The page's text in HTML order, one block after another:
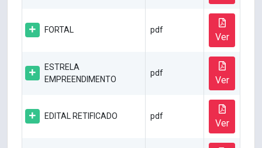
FORTAL pdf
Ver
ESTRELA
EMPREENDIMENTO
pdf
Ver
EDITAL RETIFICADO pdf
Ver